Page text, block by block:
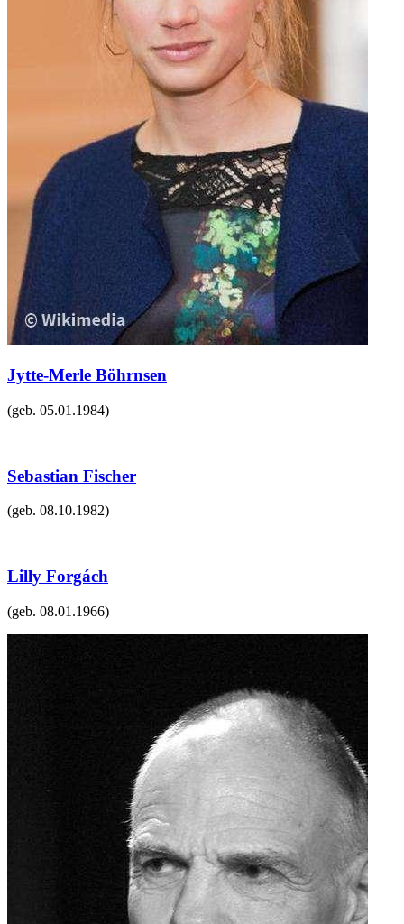
Jytte-Merle Böhrnsen
(geb. 05.01.1984)
Sebastian Fischer
(geb. 08.10.1982)
Lilly Forgách
(geb. 08.01.1966)